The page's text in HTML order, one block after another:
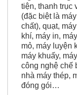
Ngoài ra dòng
tiện, thanh
(đặc biệt là
chất), quạt,
khí, máy in,
mỏ, máy luyện
máy khuấy,
công nghệ chế
nhà máy thép,